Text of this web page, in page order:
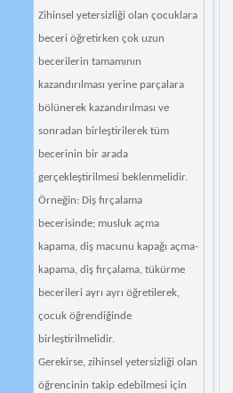
Zihinsel yetersizliği olan çocuklara
beceri öğretirken çok uzun
becerilerin tamamının
kazandırılması yerine parçalara
bölünerek kazandırılması ve
sonradan birleştirilerek tüm
becerinin bir arada
gerçekleştirilmesi beklenmelidir.
Örneğin: Diş fırçalama
becerisinde; musluk açma
kapama, diş macunu kapağı açma-
kapama, diş fırçalama, tükürme
becerileri ayrı ayrı öğretilerek,
çocuk öğrendiğinde
birleştirilmelidir.
Gerekirse, zihinsel yetersizliği olan
öğrencinin takip edebilmesi için